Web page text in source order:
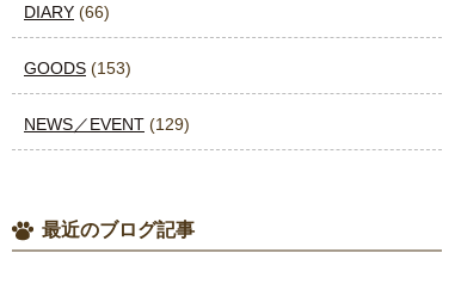
DIARY (66)
GOODS (153)
NEWS／EVENT (129)
最近のブログ記事